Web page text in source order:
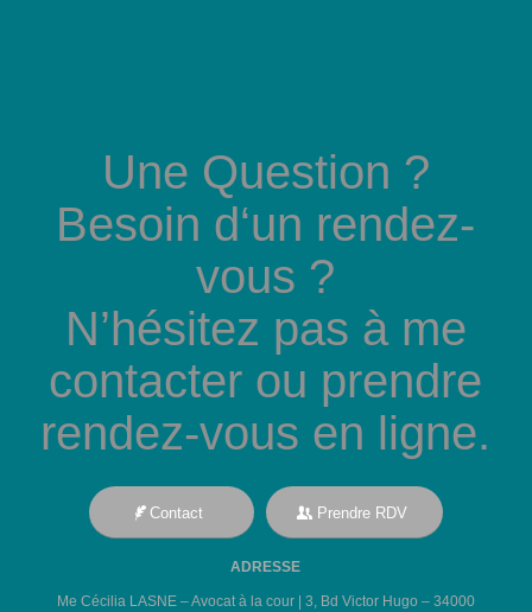
Une Question ?
Besoin d‘un rendez-
vous ?
N’hésitez pas à me
contacter ou prendre
rendez-vous en ligne.
Contact Prendre RDV
ADRESSE
Me Cécilia LASNE – Avocat à la cour | 3, Bd Victor Hugo – 34000